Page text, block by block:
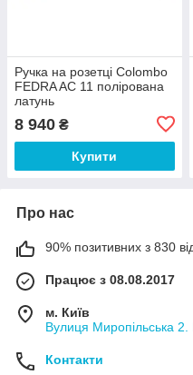
Ручка на розетці Colombo
FEDRA AC 11 полірована
латунь
8 940 ₴
Купити
Про нас
90% позитивних з 830
Працює з 08.08.2017
м. Київ
Вулиця Миропільська 2.
Контакти